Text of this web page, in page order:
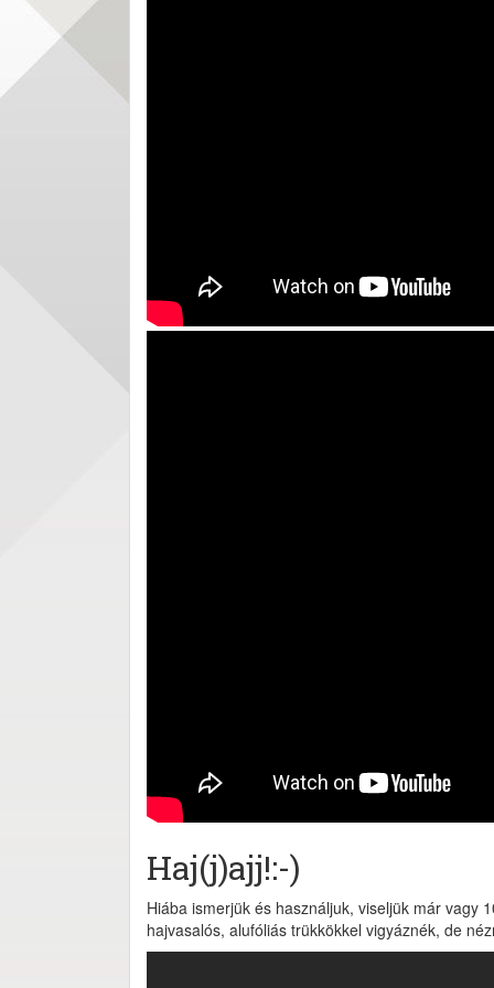
Haj(j)ajj!:-)
Hiába ismerjük és használjuk, viseljük már vagy
hajvasalós, alufóliás trükkökkel vigyáznék, de